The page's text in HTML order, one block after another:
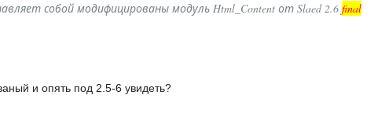
собой модифицированы модуль Html_Content от Slaed 2.6 final
и опять под 2.5-6 увидеть?